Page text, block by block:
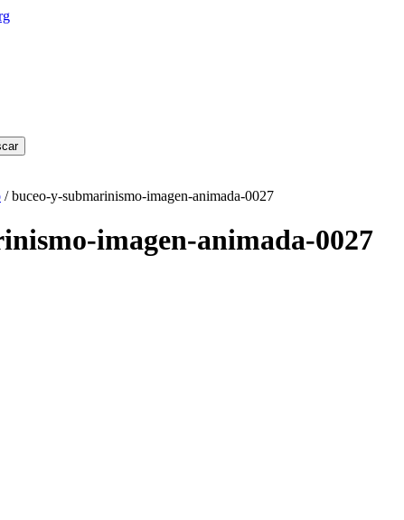
/ buceo-y-submarinismo-imagen-animada-0027
imagen-animada-0027